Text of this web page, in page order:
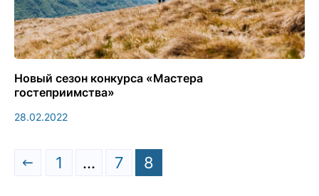
Новый сезон конкурса «Мастера
гостеприимства»
28.02.2022
1 … 7 8